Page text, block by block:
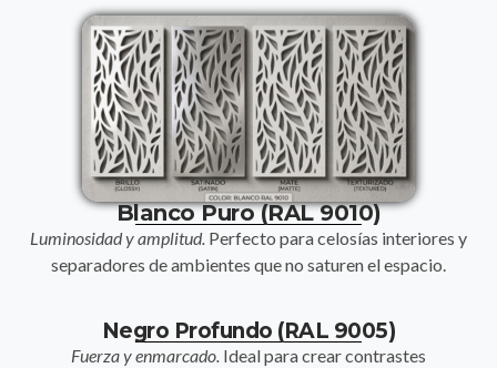
Blanco Puro (RAL 9010)
Luminosidad y amplitud. Perfecto para celosías interiores y
separadores de ambientes que no saturen el espacio.
Negro Profundo (RAL 9005)
Fuerza y enmarcado. Ideal para crear contrastes